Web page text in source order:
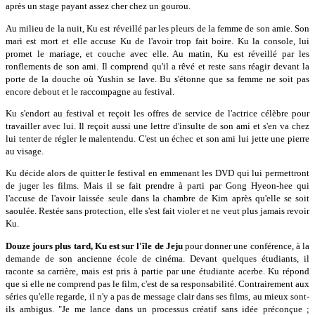
après un stage payant assez cher chez un gourou.
Au milieu de la nuit, Ku est réveillé par les pleurs de la femme de son amie. Son
mari est mort et elle accuse Ku de l'avoir trop fait boire. Ku la console, lui
promet le mariage, et couche avec elle. Au matin, Ku est réveillé par les
ronflements de son ami. Il comprend qu'il a rêvé et reste sans réagir devant la
porte de la douche où Yushin se lave. Bu s'étonne que sa femme ne soit pas
encore debout et le raccompagne au festival.
Ku s'endort au festival et reçoit les offres de service de l'actrice célèbre pour
travailler avec lui. Il reçoit aussi une lettre d'insulte de son ami et s'en va chez
lui tenter de régler le malentendu. C'est un échec et son ami lui jette une pierre
au visage.
Ku décide alors de quitter le festival en emmenant les DVD qui lui permettront
de juger les films. Mais il se fait prendre à parti par Gong Hyeon-hee qui
l'accuse de l'avoir laissée seule dans la chambre de Kim après qu'elle se soit
saoulée. Restée sans protection, elle s'est fait violer et ne veut plus jamais revoir
Ku.
Douze jours plus tard, Ku est sur l'île de Jejupour donner une conférence, à la
demande de son ancienne école de cinéma. Devant quelques étudiants, il
raconte sa carrière, mais est pris à partie par une étudiante acerbe. Ku répond
que si elle ne comprend pas le film, c'est de sa responsabilité. Contrairement aux
séries qu'elle regarde, il n'y a pas de message clair dans ses films, au mieux sont-
ils ambigus. "Je me lance dans un processus créatif sans idée préconçue ;